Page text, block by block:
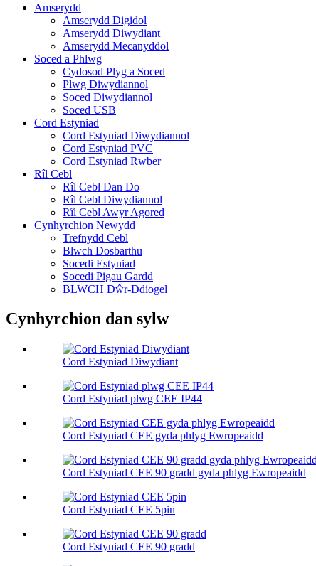
Amserydd
Amserydd Digidol
Amserydd Diwydiant
Amserydd Mecanyddol
Soced a Phlwg
Cydosod Plyg a Soced
Plwg Diwydiannol
Soced Diwydiannol
Soced USB
Cord Estyniad
Cord Estyniad Diwydiannol
Cord Estyniad PVC
Cord Estyniad Rwber
Rîl Cebl
Rîl Cebl Dan Do
Rîl Cebl Diwydiannol
Rîl Cebl Awyr Agored
Cynhyrchion Newydd
Trefnydd Cebl
Blwch Dosbarthu
Socedi Estyniad
Socedi Pigau Gardd
BLWCH Dŵr-Ddiogel
Cynhyrchion dan sylw
Cord Estyniad Diwydiant
Cord Estyniad plwg CEE IP44
Cord Estyniad CEE gyda phlyg Ewropeaidd
Cord Estyniad CEE 90 gradd gyda phlyg Ewropeaidd
Cord Estyniad CEE 5pin
Cord Estyniad CEE 90 gradd